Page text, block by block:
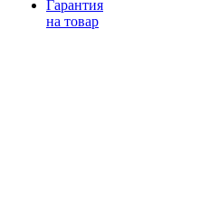
Гарантия
на товар